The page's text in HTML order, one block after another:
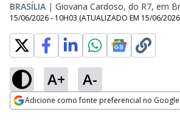
BRASÍLIA | Giovana Cardoso, do R7, em
15/06/2026 - 10H03 (ATUALIZADO EM 15/06/
A+ A-
Adicione como fonte preferencial no Google